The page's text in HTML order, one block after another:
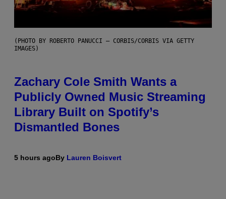
(PHOTO BY ROBERTO PANUCCI – CORBIS/CORBIS VIA GETTY
IMAGES)
Zachary Cole Smith Wants a
Publicly Owned Music Streaming
Library Built on Spotify’s
Dismantled Bones
5 hours agoBy Lauren Boisvert